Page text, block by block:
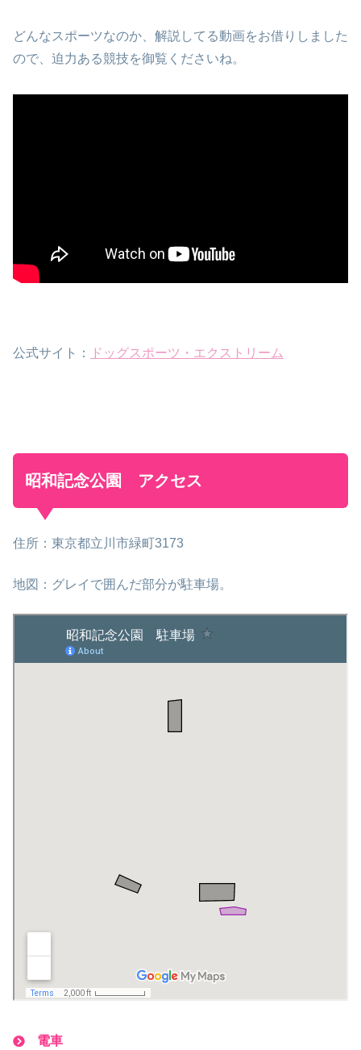
どんなスポーツなのか、解説してる動画をお借りしました
ので、迫力ある競技を御覧くださいね。
公式サイト： ドッグスポーツ・エクストリーム
昭和記念公園 アクセス
住所：東京都立川市緑町3173
地図：グレイで囲んだ部分が駐車場。
電車